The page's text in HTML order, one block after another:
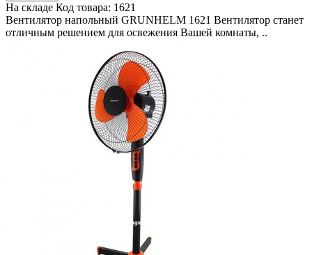
На складе Код товара: 1621
Вентилятор напольный GRUNHELM 1621 Вентилятор станет
отличным решением для освежения Вашей комнаты, ..